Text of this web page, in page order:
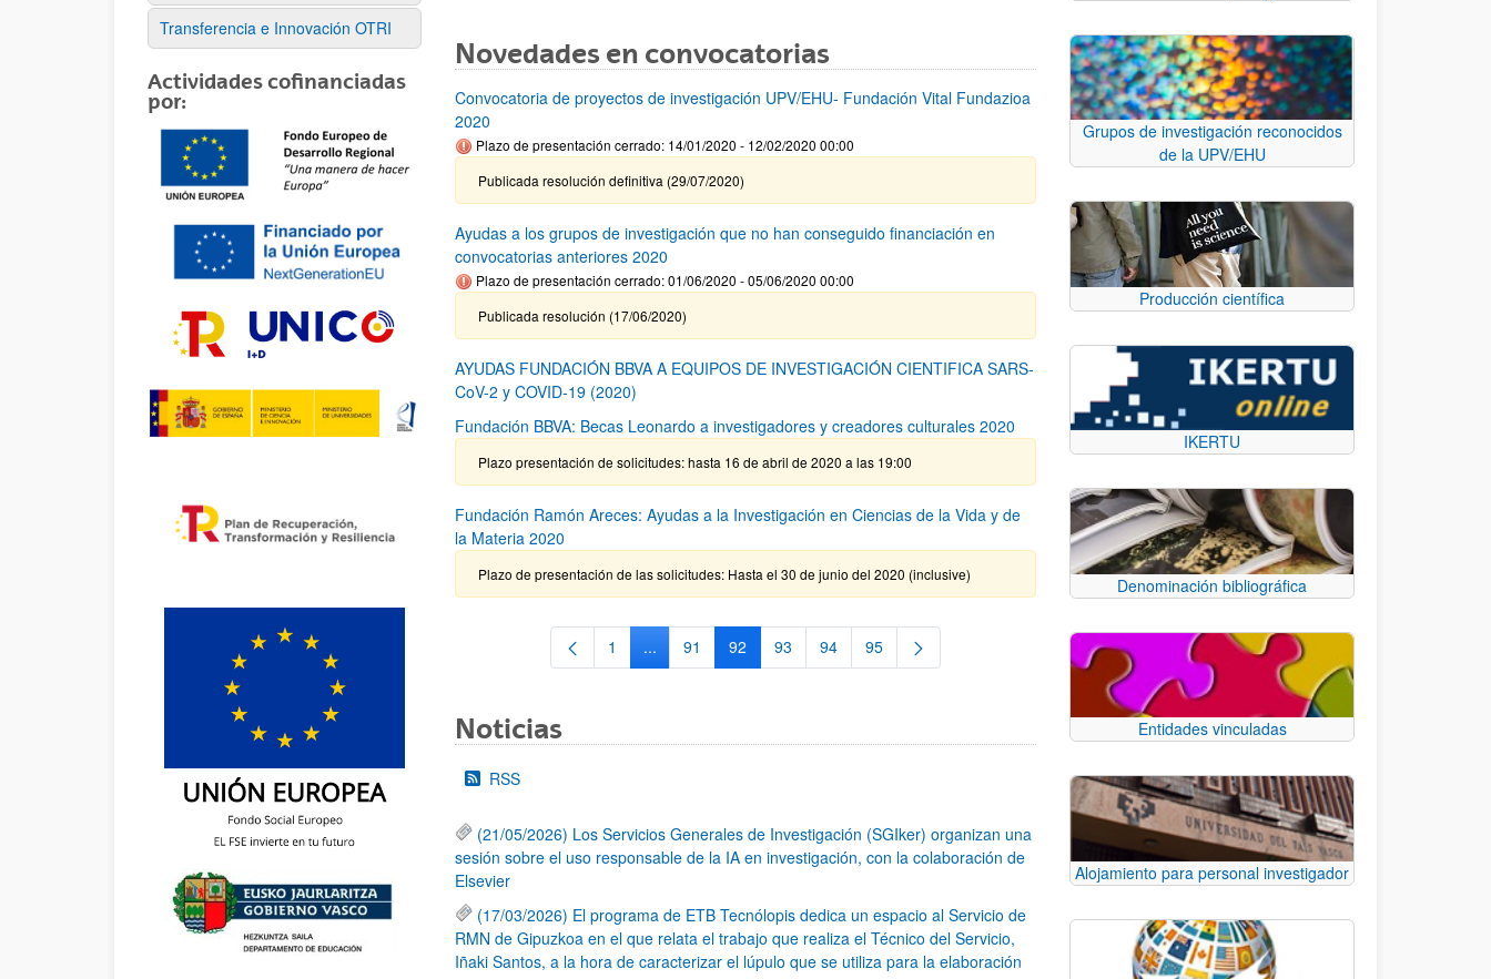
Transferencia e Innovación OTRI
Actividades cofinanciadas
por:
Novedades en convocatorias
Convocatoria de proyectos de investigación UPV/EHU- Fundación Vital Fundazioa
2020
Plazo de presentación cerrado: 14/01/2020 - 12/02/2020 00:00
Publicada resolución definitiva (29/07/2020)
Ayudas a los grupos de investigación que no han conseguido financiación en
convocatorias anteriores 2020
Plazo de presentación cerrado: 01/06/2020 - 05/06/2020 00:00
Publicada resolución (17/06/2020)
AYUDAS FUNDACIÓN BBVA A EQUIPOS DE INVESTIGACIÓN CIENTIFICA SARS-
CoV-2 y COVID-19 (2020)
Fundación BBVA: Becas Leonardo a investigadores y creadores culturales 2020
Plazo presentación de solicitudes: hasta 16 de abril de 2020 a las 19:00
Fundación Ramón Areces: Ayudas a la Investigación en Ciencias de la Vida y de
la Materia 2020
Plazo de presentación de las solicitudes: Hasta el 30 de junio del 2020 (inclusive)
Página
1 ...Páginas intermedias Use TAB para desplazarse.
Página
91 Página
92 Página
93 Página
94 Página
95
Noticias
RSS
(21/05/2026) Los Servicios Generales de Investigación (SGIker) organizan una
sesión sobre el uso responsable de la IA en investigación, con la colaboración de
Elsevier
(17/03/2026) El programa de ETB Tecnólopis dedica un espacio al Servicio de
RMN de Gipuzkoa en el que relata el trabajo que realiza el Técnico del Servicio,
Iñaki Santos, a la hora de caracterizar el lúpulo que se utiliza para la elaboración
Grupos de investigación reconocidos
de la UPV/EHU
Producción científica
IKERTU
Denominación bibliográfica
Entidades vinculadas
Alojamiento para personal investigador